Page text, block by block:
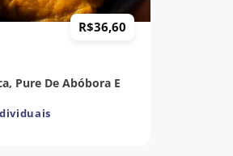
Pure De Abóbora E
R$36,60